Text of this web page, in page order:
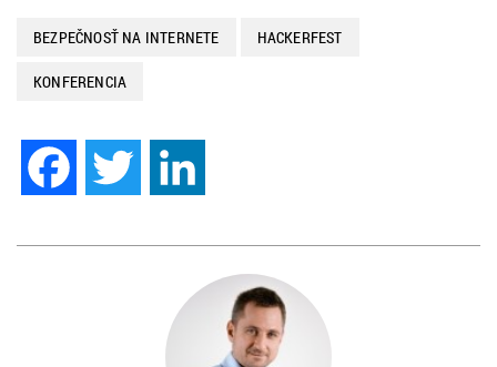
BEZPEČNOSŤ NA INTERNETE HACKERFEST
KONFERENCIA
Facebook Twitter